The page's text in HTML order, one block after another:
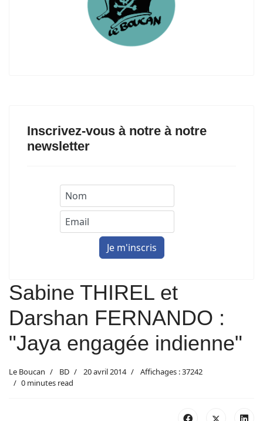
Inscrivez-vous à notre à notre
newsletter
Sabine THIREL et
Darshan FERNANDO :
"Jaya engagée indienne"
Le Boucan BD 20 avril 2014
Affichages : 37242
0 minutes read